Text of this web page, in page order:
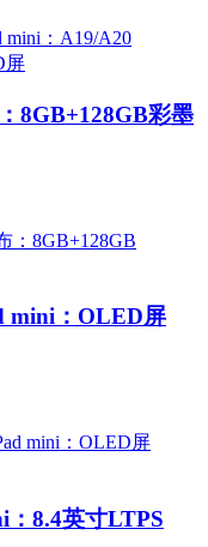
8GB+128GB彩墨
mini：OLED屏
8.4英寸LTPS